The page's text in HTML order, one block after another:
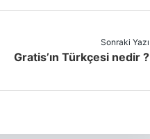
Sonraki Yazı
Gratis’ın Türkçesi nedir ?